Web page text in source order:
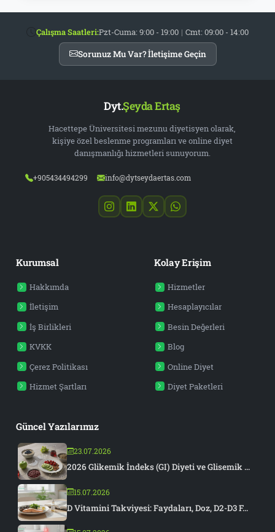
Çalışma Saatleri:Pzt-Cuma: 9:00 - 19:00 | Cmt: 09:00 - 14:00
Sorunuz Mu Var? İletişime Geçin
Dyt.Şeyda Ertaş
Hacettepe Üniversitesi mezunu diyetisyen olarak,
kişiye özel beslenme programları ve online diyet
danışmanlığı hizmetleri sunuyorum.
+905434494299 info@dytseydaertas.com
Kurumsal
Hakkımda
İletişim
İş Birlikleri
KVKK
Çerez Politikası
Hizmet Şartları
Kolay Erişim
Hizmetler
Hesaplayıcılar
Besin Değerleri
Blog
Online Diyet
Diyet Paketleri
Güncel Yazılarımız
23.07.2026
2026 Glikemik İndeks (GI) Diyeti ve Glisemik ...
15.07.2026
D Vitamini Takviyesi: Faydaları, Doz, D2-D3 F...